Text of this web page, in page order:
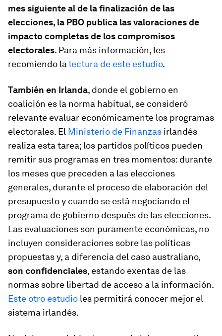
mes siguiente al de la finalización de las
elecciones, la PBO publica las valoraciones de
impacto completas de los compromisos
electorales. Para más información, les
recomiendo la lectura de este estudio.
También en Irlanda, donde el gobierno en
coalición es la norma habitual, se consideró
relevante evaluar económicamente los programas
electorales. El Ministerio de Finanzas irlandés
realiza esta tarea; los partidos políticos pueden
remitir sus programas en tres momentos: durante
los meses que preceden a las elecciones
generales, durante el proceso de elaboración del
presupuesto y cuando se está negociando el
programa de gobierno después de las elecciones.
Las evaluaciones son puramente económicas, no
incluyen consideraciones sobre las políticas
propuestas y, a diferencia del caso australiano,
son confidenciales, estando exentas de las
normas sobre libertad de acceso a la información.
Este otro estudio les permitirá conocer mejor el
sistema irlandés.